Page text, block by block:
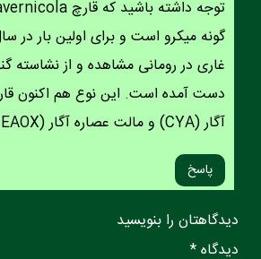
غاری در رومانی مشاهده و از نشاسته
دست آمده است. این نوع هم اکنون
آگار (CYA) و مالت عصاره آگار (MEAOX) کشت میشود.
پاسخ
دیدگاهتان را بنویسید
دیدگاه *